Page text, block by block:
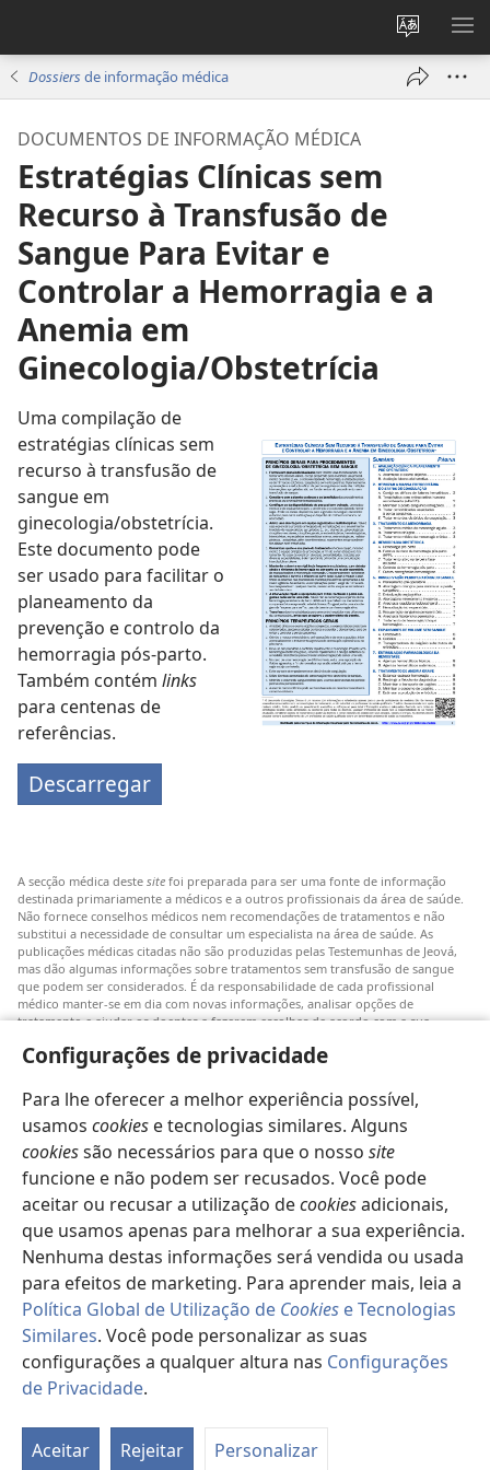
Configurações de privacidade
Para lhe oferecer a melhor experiência possível,
usamos cookies e tecnologias similares. Alguns
cookiessão necessários para que o nosso site
funcione e não podem ser recusados. Você pode
aceitar ou recusar a utilização decookiesadicionais,
que usamos apenas para melhorar a sua experiência.
Nenhuma destas informações será vendida ou usada
para efeitos de marketing. Para aprender mais, leia a
Política Global de Utilização de Cookies e Tecnologias
Similares. Você pode personalizar as suas
configurações a qualquer altura nas Configurações
de Privacidade.
Aceitar Rejeitar Personalizar
Alterar
a
língua
Dossiersde informação médica
DOCUMENTOS DE INFORMAÇÃO MÉDICA
Estratégias Clínicas sem
Recurso à Transfusão de
Sangue Para Evitar e
Controlar a Hemorragia e a
Anemia em
Ginecologia/Obstetrícia
Uma compilação de
estratégias clínicas sem
recurso à transfusão de
sangue em
ginecologia/obstetrícia.
Este documento pode
ser usado para facilitar o
planeamento da
prevenção e controlo da
hemorragia pós-parto.
Também contém links
para centenas de
referências.
Descarregar
A secção médica deste site foi preparada para ser uma fonte de informação
destinada primariamente a médicos e a outros profissionais da área de saúde.
Não fornece conselhos médicos nem recomendações de tratamentos e não
substitui a necessidade de consultar um especialista na área de saúde. As
publicações médicas citadas não são produzidas pelas Testemunhas de Jeová,
mas dão algumas informações sobre tratamentos sem transfusão de sangue
que podem ser considerados. É da responsabilidade de cada profissional
médico manter-se em dia com novas informações, analisar opções de
tratamento e ajudar os doentes a fazerem escolhas de acordo com a sua
serão aplicáveis ou aceitáveis para todos os doentes.
para obter informações sobre doenças ou tratamentos. Consulte um médico se
achar que tem um problema de saúde.
O uso destesiteestá sujeito aos seustermos de utilização.
Definições de aspeto
Copyright © 2026 Watch Tower Bible and Tract Society of Pennsylvania.
TERMOS DE UTILIZAÇÃO